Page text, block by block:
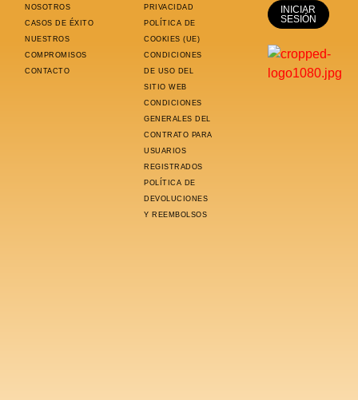
NOSOTROS
CASOS DE ÉXITO
NUESTROS
COMPROMISOS
CONTACTO
PRIVACIDAD
POLÍTICA DE
COOKIES (UE)
CONDICIONES
DE USO DEL
SITIO WEB
CONDICIONES
GENERALES DEL
CONTRATO PARA
USUARIOS
REGISTRADOS
POLÍTICA DE
DEVOLUCIONES
Y REEMBOLSOS
INICIAR
SESIÓN